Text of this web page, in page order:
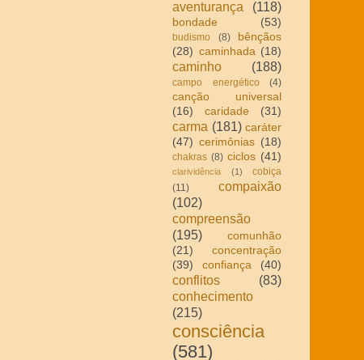
aventurança
(118)
bondade (53)
budismo (8)
bênçãos
(28) caminhada (18)
caminho (188)
campo energético (4)
canção universal
(16)
caridade (31)
carma (181) caráter
(47) cerimônias (18)
chakras (8) ciclos (41)
clarividência (1)
cobiça
(11)
compaixão
(102)
compreensão
(195)
comunhão
(21)
concentração
(39)
confiança (40)
conflitos
(83)
conhecimento
(215)
consciência
(581)